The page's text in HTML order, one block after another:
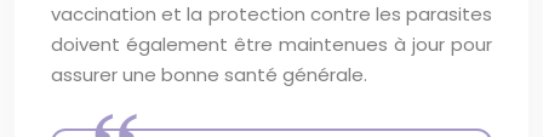
vaccination et la protection contre les parasites
doivent également être maintenues à jour pour
assurer une bonne santé générale.